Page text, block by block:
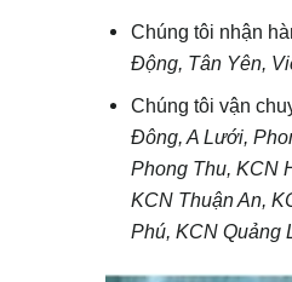
Chúng tôi nhận
Động, Tân Yên,
Chúng tôi vận
Đông, A Lưới,
Phong Thu, KCN
KCN Thuận An,
Phú, KCN Quảng